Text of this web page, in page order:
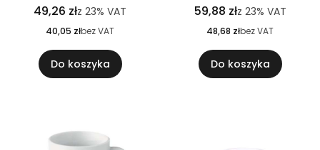
49,26 złz 23% VAT
40,05 złbez VAT
Do koszyka
59,88 złz 23% VAT
48,68 złbez VAT
Do koszyka